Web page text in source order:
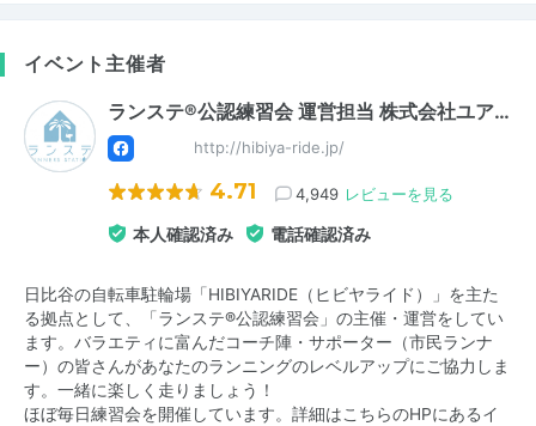
イベント主催者
ランステ®公認練習会 運営担当 株式会社ユア…
http://hibiya-ride.jp/
4.71 4,949 レビューを見る
本人確認済み 電話確認済み
日比谷の自転車駐輪場「HIBIYARIDE（ヒビヤライド）」を主た
る拠点として、「ランステ®公認練習会」の主催・運営をしてい
ます。バラエティに富んだコーチ陣・サポーター（市民ランナ
ー）の皆さんがあなたのランニングのレベルアップにご協力しま
す。一緒に楽しく走りましょう！
ほぼ毎日練習会を開催しています。詳細はこちらのHPにあるイ